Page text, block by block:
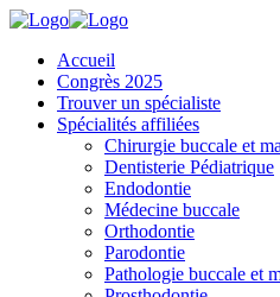
Accueil
Congrès 2025
Trouver un spécialiste
Spécialités affiliées
Chirurgie buccale et
Dentisterie Pédiatrique
Endodontie
Médecine buccale
Orthodontie
Parodontie
Pathologie buccale et